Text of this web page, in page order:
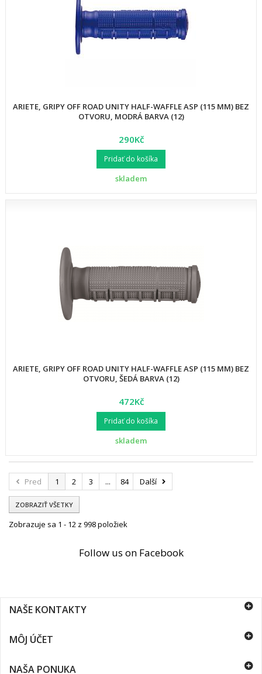
ARIETE, GRIPY OFF ROAD UNITY HALF-WAFFLE ASP (115 MM) BEZ
OTVORU, MODRÁ BARVA (12)
290Kč
Pridať do košíka
skladem
ARIETE, GRIPY OFF ROAD UNITY HALF-WAFFLE ASP (115 MM) BEZ
OTVORU, ŠEDÁ BARVA (12)
472Kč
Pridať do košíka
skladem
Pred 1 2 3 ... 84 Další
ZOBRAZIŤ VŠETKY
Zobrazuje sa 1 - 12 z 998 položiek
Follow us on Facebook
NAŠE KONTAKTY
MÔJ ÚČET
NAŠA PONUKA